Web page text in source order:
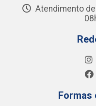
Atendimento
Formas